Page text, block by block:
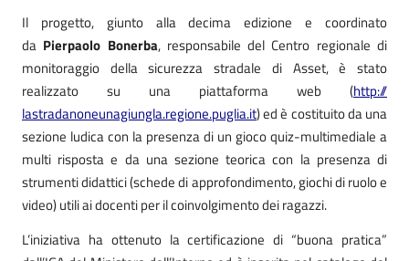
Il progetto, giunto alla decima edizione e coordinato
da Pierpaolo Bonerba, responsabile del Centro regionale di
monitoraggio della sicurezza stradale di Asset, è stato
realizzato su una piattaforma web (http://
lastradanoneunagiungla.regione.puglia.it) ed è costituito da una
sezione ludica con la presenza di un gioco quiz-multimediale a
multi risposta e da una sezione teorica con la presenza di
strumenti didattici (schede di approfondimento, giochi di ruolo e
video) utili ai docenti per il coinvolgimento dei ragazzi.
L’iniziativa ha ottenuto la certificazione di “buona pratica”